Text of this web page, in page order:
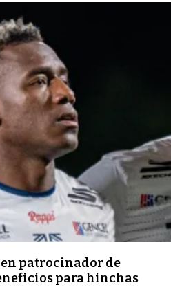
patrocinador de
para hinchas